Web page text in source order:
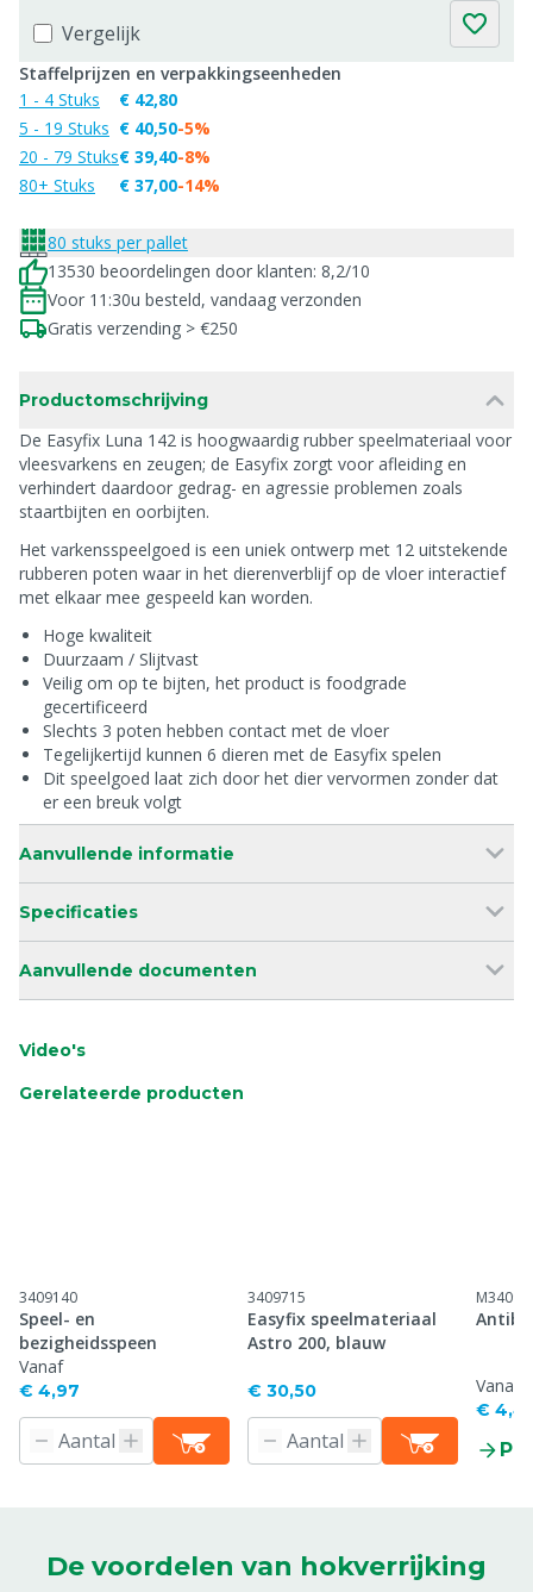
Vergelijk
Staffelprijzen en verpakkingseenheden
1 - 4 Stuks
5 - 19 Stuks
20 - 79 Stuks
80+ Stuks
€ 42,80
€ 40,50
€ 39,40
€ 37,00
-5%
-8%
-14%
80 stuks per pallet
13530 beoordelingen door klanten: 8,2/10
Voor 11:30u besteld, vandaag verzonden
Gratis verzending > €250
Productomschrijving
De Easyfix Luna 142 is hoogwaardig rubber speelmateriaal voor
vleesvarkens en zeugen; de Easyfix zorgt voor afleiding en
verhindert daardoor gedrag- en agressie problemen zoals
staartbijten en oorbijten.
Het varkensspeelgoed is een uniek ontwerp met 12 uitstekende
rubberen poten waar in het dierenverblijf op de vloer interactief
met elkaar mee gespeeld kan worden.
Hoge kwaliteit
Duurzaam / Slijtvast
Veilig om op te bijten, het product is foodgrade
gecertificeerd
Slechts 3 poten hebben contact met de vloer
Tegelijkertijd kunnen 6 dieren met de Easyfix spelen
Dit speelgoed laat zich door het dier vervormen zonder dat
er een breuk volgt
Aanvullende informatie
Specificaties
Aanvullende documenten
Video's
Gerelateerde producten
3409140
Speel- en
bezigheidsspeen
Vanaf
€ 4,97
3409715
Easyfix speelmateriaal
Astro 200, blauw
€ 30,50 Vanaf
€
De voordelen van hokverrijking